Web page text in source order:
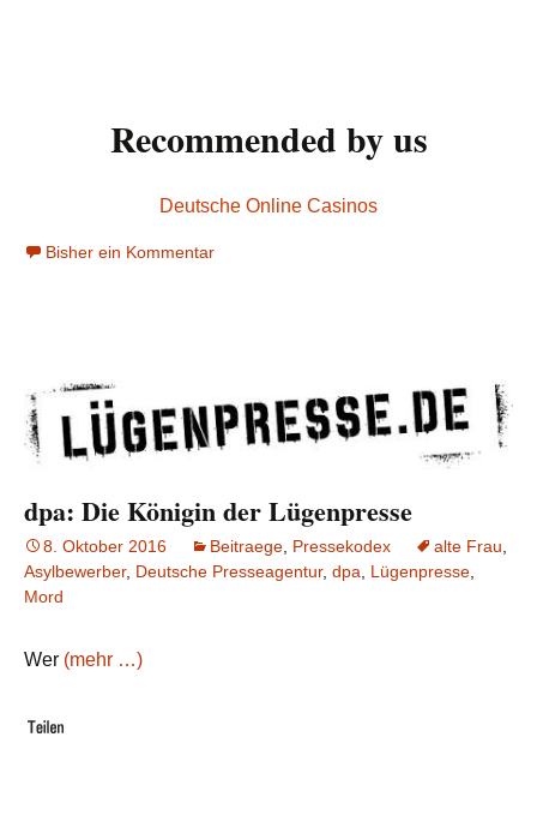
Recommended by us
Deutsche Online Casinos
Bisher ein Kommentar
dpa: Die Königin der Lügenpresse
8. Oktober 2016 Beitraege Pressekodex alte Frau
Asylbewerber, Deutsche Presseagentur, dpa Lügenpresse
Mord
Wer (mehr …)